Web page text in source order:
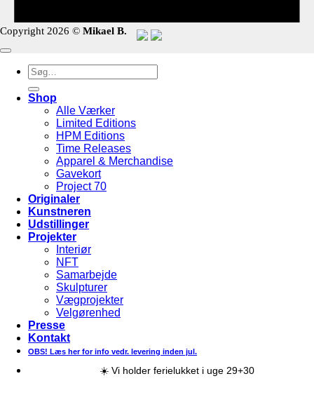
Copyright 2026 © Mikael B.
Søg
efter:
Shop
Alle Værker
Limited Editions
HPM Editions
Time Releases
Apparel & Merchandise
Gavekort
Project 70
Originaler
Kunstneren
Udstillinger
Projekter
Interiør
NFT
Samarbejde
Skulpturer
Vægprojekter
Velgørenhed
Presse
Kontakt
OBS! Læs her for info vedr. levering inden jul.
☀️ Vi holder ferielukket i uge 29+30